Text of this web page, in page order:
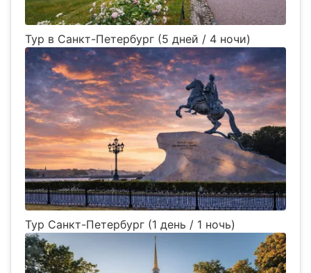
Тур в Санкт-Петербург (5 дней / 4 ночи)
Тур Санкт-Петербург (1 день / 1 ночь)